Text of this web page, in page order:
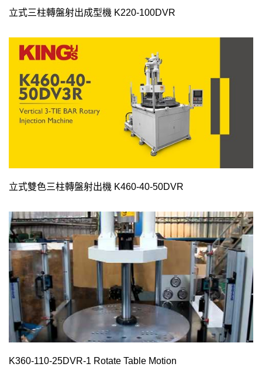
立式三柱轉盤射出成型機 K220-100DVR
立式雙色三柱轉盤射出機 K460-40-50DVR
K360-110-25DVR-1 Rotate Table Motion